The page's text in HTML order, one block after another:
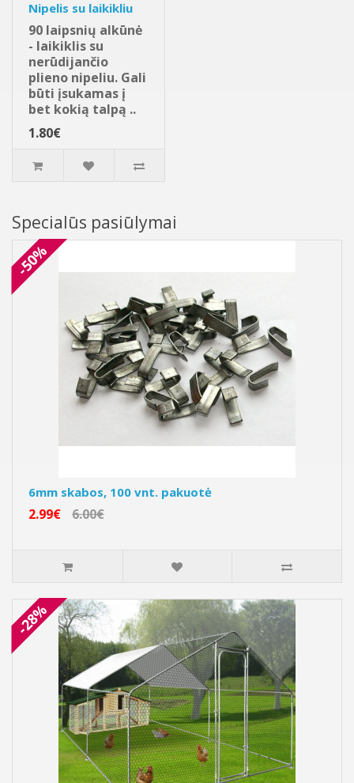
Nipelis su laikikliu
90 laipsnių alkūnė
- laikiklis su
nerūdijančio
plieno nipeliu. Gali
būti įsukamas į
bet kokią talpą ..
1.80€
Specialūs pasiūlymai
-50%
6mm skabos, 100 vnt. pakuotė
2.99€ 6.00€
-28%